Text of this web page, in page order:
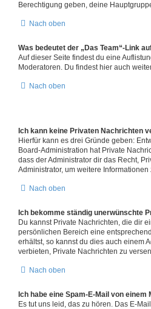
Berechtigung geben, deine
Nach oben
Was bedeutet der „Das Team“-Link
Auf dieser Seite findest du eine
Moderatoren. Du findest hier auch
Nach oben
Ich kann keine Privaten Nachrichten
Hierfür kann es drei Gründe geben:
Board-Administration hat Private
dass der Administrator dir das Recht,
Administrator, um weitere Informationen
Nach oben
Ich bekomme ständig unerwünschte
Du kannst Private Nachrichten, die dir
persönlichen Bereich eine
erhältst, so kannst du dies auch einem
verbieten, Private Nachrichten zu
Nach oben
Ich habe eine Spam-E-Mail von
Es tut uns leid, das zu hören. Das E-